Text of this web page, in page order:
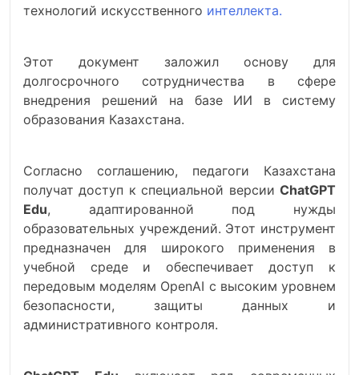
технологий искусственного интеллекта.
Этот документ заложил основу для
долгосрочного сотрудничества в сфере
внедрения решений на базе ИИ в систему
образования Казахстана.
Согласно соглашению, педагоги Казахстана
получат доступ к специальной версии ChatGPT
Edu, адаптированной под нужды
образовательных учреждений. Этот инструмент
предназначен для широкого применения в
учебной среде и обеспечивает доступ к
передовым моделям OpenAI с высоким уровнем
безопасности, защиты данных и
административного контроля.